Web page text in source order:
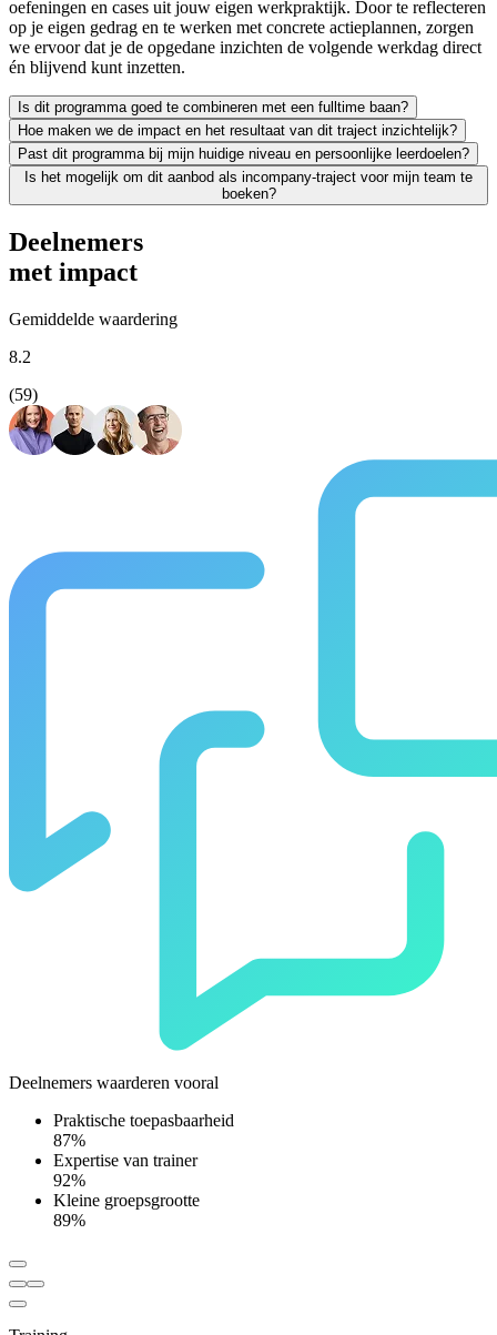
oefeningen en cases uit jouw eigen werkpraktijk. Door te reflecteren
op je eigen gedrag en te werken met concrete actieplannen, zorgen
we ervoor dat je de opgedane inzichten de volgende werkdag direct
én blijvend kunt inzetten.
Is dit programma goed te combineren met een fulltime baan?
Zeker. We leiden uitsluitend werkende professionals op en weten
Hoe maken we de impact en het resultaat van dit traject inzichtelijk?
Leren moet leiden tot merkbaar resultaat; voor jezelf én voor je
Past dit programma bij mijn huidige niveau en persoonlijke leerdoelen?
We vinden het essentieel dat je een traject kiest dat écht bij je past
Is het mogelijk om dit aanbod als incompany-traject voor mijn team te
boeken?
Absoluut. Vrijwel al onze trainingen en opleidingen kunnen we
Deelnemers
met impact
Gemiddelde waardering
8.2
(59)
Deelnemers waarderen vooral
Praktische toepasbaarheid
87%
Expertise van trainer
92%
Kleine groepsgrootte
89%